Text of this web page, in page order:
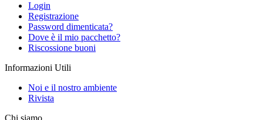
Login
Registrazione
Password dimenticata?
Dove è il mio pacchetto?
Riscossione buoni
Informazioni Utili
Noi e il nostro ambiente
Rivista
Chi siamo